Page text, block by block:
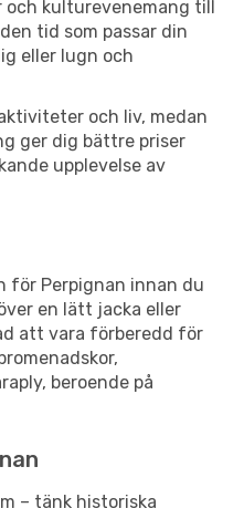
kulturevenemang till
tid som passar din
eller lugn och
och liv, medan
ger dig bättre priser
upplevelse av
för Perpignan innan du
en lätt jacka eller
att vara förberedd för
beroende på
– tänk historiska